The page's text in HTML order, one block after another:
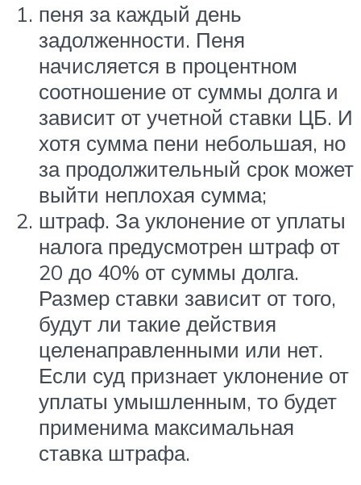
пеня за каждый день
задолженности. Пеня
начисляется в процентном
соотношение от суммы долга и
зависит от учетной ставки ЦБ. И
хотя сумма пени небольшая, но
за продолжительный срок может
выйти неплохая сумма;
штраф. За уклонение от уплаты
налога предусмотрен штраф от
20 до 40% от суммы долга.
Размер ставки зависит от того,
будут ли такие действия
целенаправленными или нет.
Если суд признает уклонение от
уплаты умышленным, то будет
применима максимальная
ставка штрафа.